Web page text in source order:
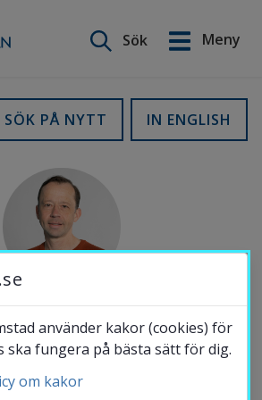
Sök
Meny
IN ENGLISH
SÖK PÅ NYTT
English
använder kakor (cookies) för
ska fungera på bästa sätt för dig.
om kakor